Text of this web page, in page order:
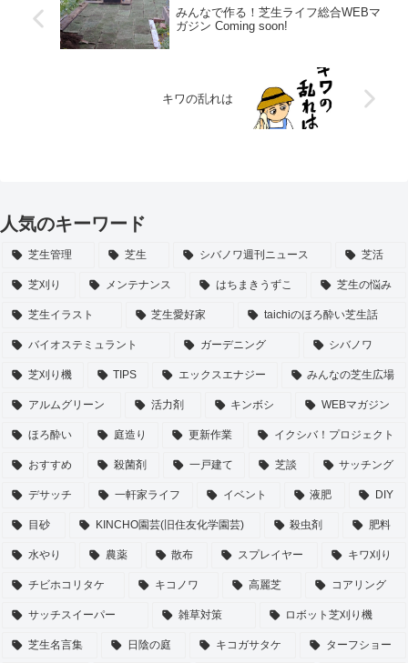
みんなで作る！芝生ライフ総合WEBマ
ガジン Coming soon!
キワの乱れは
人気のキーワード
芝生管理 芝生 シバノワ週刊ニュース 芝活
芝刈り メンテナンス はちまきうずこ 芝生の悩み
芝生イラスト 芝生愛好家 taichiのほろ酔い芝生話
バイオステミュラント ガーデニング シバノワ
芝刈り機 TIPS エックスエナジー みんなの芝生広場
アルムグリーン 活力剤 キンボシ WEBマガジン
ほろ酔い 庭造り 更新作業 イクシバ！プロジェクト
おすすめ 殺菌剤 一戸建て 芝談 サッチング
デサッチ 一軒家ライフ イベント 液肥 DIY
目砂 KINCHO園芸(旧住友化学園芸) 殺虫剤 肥料
水やり 農薬 散布 スプレイヤー キワ刈り
チビホコリタケ キコノワ 高麗芝 コアリング
サッチスイーパー 雑草対策 ロボット芝刈り機
芝生名言集 日陰の庭 キコガサタケ ターフショー